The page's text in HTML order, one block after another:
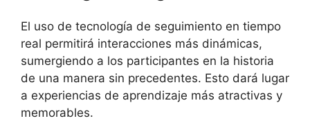
El uso de tecnología de seguimiento en tiempo
real permitirá interacciones más dinámicas,
sumergiendo a los participantes en la historia
de una manera sin precedentes. Esto dará lugar
a experiencias de aprendizaje más atractivas y
memorables.